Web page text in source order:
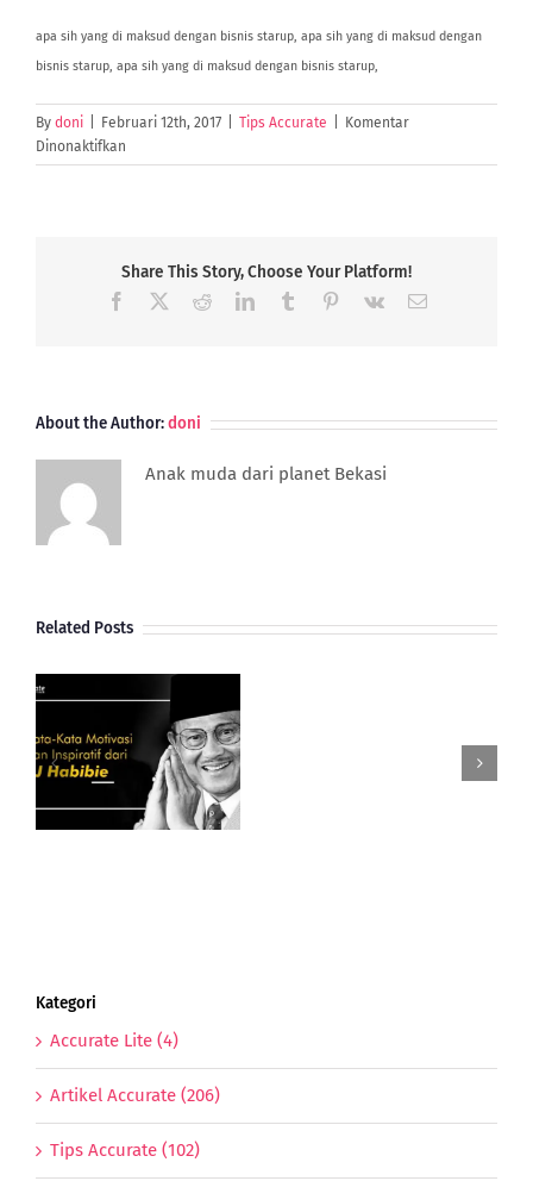
apa sih yang di maksud dengan bisnis starup, apa sih yang di maksud dengan
bisnis starup, apa sih yang di maksud dengan bisnis starup,
By doni Februari 12th, 2017 Tips Accurate
Komentar
Dinonaktifkan
Apa
Maksud
Bisnis
Share This Story, Choose Your Platform!
Facebook RedditLinkedInTumblr Pinterest
Vk Email
About the Author:doni
Anak muda dari planet Bekasi
Related Posts
Kategori
Accurate Lite (4)
Artikel Accurate (206)
Tips Accurate (102)